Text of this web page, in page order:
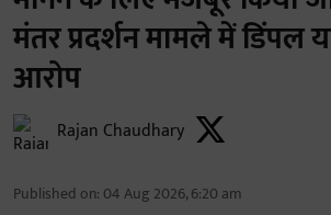
मंतर प्रदर्शन मामले में डिंपल
आरोप
Rajan Chaudhary
Published on: 04 Aug 2026, 6:20 am